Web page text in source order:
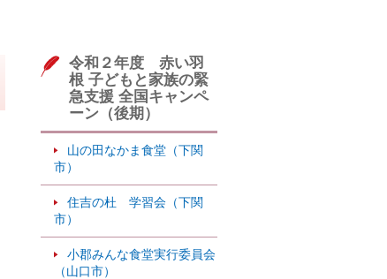
令和２年度 赤い羽
根 子どもと家族の緊
急支援 全国キャンペ
ーン（後期）
山の田なかま食堂（下関
市）
住吉の杜 学習会（下関
市）
小郡みんな食堂実行委員会
（山口市）